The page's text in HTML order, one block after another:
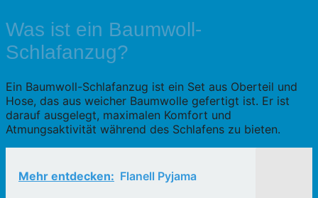
Was ist ein Baumwoll-
Schlafanzug?
Ein Baumwoll-Schlafanzug ist ein Set aus Oberteil und
Hose, das aus weicher Baumwolle gefertigt ist. Er ist
darauf ausgelegt, maximalen Komfort und
Atmungsaktivität während des Schlafens zu bieten.
Mehr entdecken: Flanell Pyjama